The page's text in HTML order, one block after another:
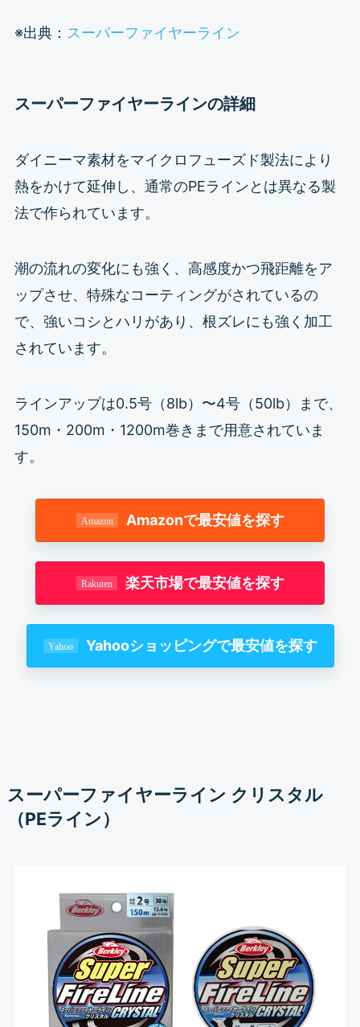
※出典： スーパーファイヤーライン
スーパーファイヤーラインの詳細
ダイニーマ素材をマイクロフューズド製法により
熱をかけて延伸し、通常のPEラインとは異なる製
法で作られています。
潮の流れの変化にも強く、高感度かつ飛距離をア
ップさせ、特殊なコーティングがされているの
で、強いコシとハリがあり、根ズレにも強く加工
されています。
ラインアップは0.5号（8lb）〜4号（50lb）まで、
150m・200m・1200m巻きまで用意されていま
す。
Amazonで最安値を探す
楽天市場で最安値を探す
Yahooショッピングで最安値を探す
スーパーファイヤーライン クリスタル
（PEライン）